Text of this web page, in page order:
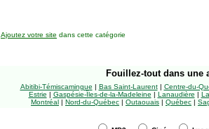
Ajoutez votre site dans cette catégorie
Fouillez-tout dans une
Abitibi-Témiscamingue | Bas Saint-Laurent| Centre-du-
Estrie | Gaspésie-Îles-de-la-Madeleine | Lanaudière |
Montréal | Nord-du-Québec | Outaouais | Québec |